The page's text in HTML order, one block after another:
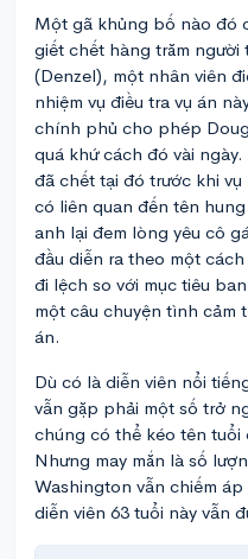
Một gã khủng bố nào đó
giết chết hàng trăm người
(Denzel), một nhân viên
nhiệm vụ điều tra vụ án
chính phủ cho phép
quá khứ cách đó vài
đã chết tại đó trước khi
có liên quan đến tên
anh lại đem lòng yêu cô
đầu diễn ra theo một
đi lệch so với mục tiêu
một câu chuyện tình cảm
án.
Dù có là diễn viên nổi
vẫn gặp phải một số trở
chúng có thể kéo tên
Nhưng may mắn là số
Washington vẫn chiếm
diễn viên 63 tuổi này vẫn